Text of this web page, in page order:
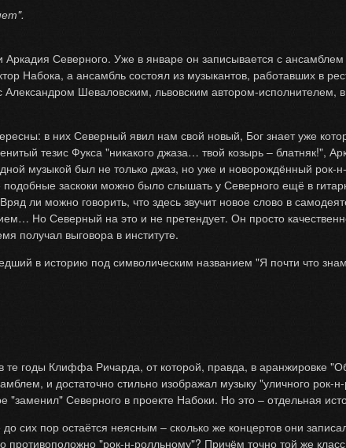
Северного. Уже в январе он записывается с
Набока, а ансамбль состоял из музыкантов, работавших в
Шеваловским, львовским автором-исполнителем,
в них Северный явил нам свой новый, Бог знает уже
тезис Фукса "никакого джаза… твой козырь – блатняк!",
музыкой был не только джаз, но уже и новорождённый рок-
заскоки можно было слышать у Северного ещё в
ли можно говорить, что здесь звучит новое слово в
Но Северный на это и не претендует. Он просто
получал выговора в институте.
в историю под символическим названием "Я почти что
те годы Клиффа Ричарда, от которой, правда, в аранжировке
и достаточно стильно изображал музыку "уличного рок-
"заменил" Северного в проекте Набоки. Но это – отдельная
сих пор остаётся неясным – сколько же концертов они
противоположно "рок-н-ролльному"? Причём точно той же